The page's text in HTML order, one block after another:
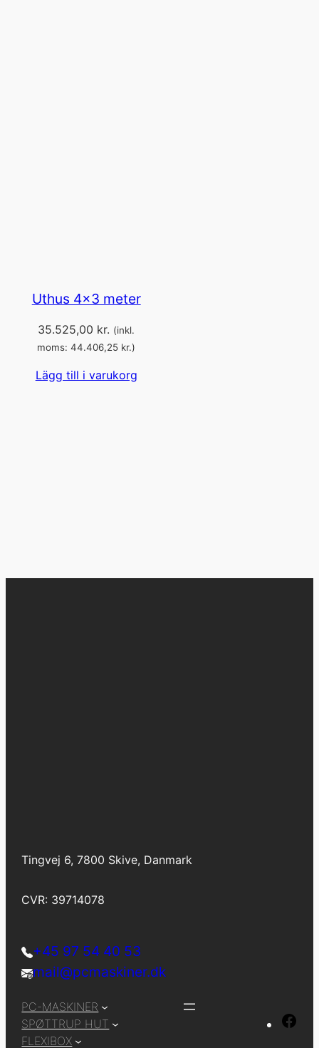
Uthus 4×3 meter
35.525,00 kr. (inkl.
moms:44.406,25 kr.)
Lägg till i varukorg
Tingvej 6, 7800 Skive, Danmark
CVR: 39714078
+45 97 54 40 53
mail@pcmaskiner.dk
PC-MASKINER
SPØTTRUP HUT
FLEXIBOX